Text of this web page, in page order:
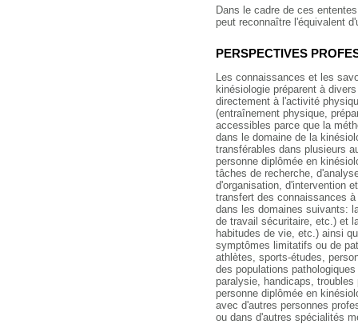
Dans le cadre de ces
peut reconnaître l'équivalent
PERSPECTIVES
Les connaissances et les
kinésiologie préparent à
directement à l'activité
(entraînement physique,
accessibles parce que la
dans le domaine de la
transférables dans plusieurs
personne diplômée en
tâches de recherche,
d'organisation, d'intervention
transfert des connaissances
dans les domaines suivants:
de travail sécuritaire, etc.) et
habitudes de vie, etc.) ainsi
symptômes limitatifs ou de
athlètes, sports-études,
des populations
paralysie, handicaps,
personne diplômée en
avec d'autres personnes
ou dans d'autres spécialités